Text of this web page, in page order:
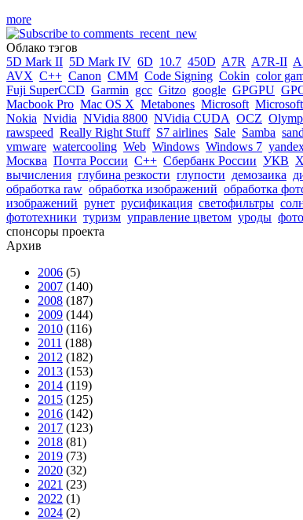
more
Облако тэгов
5D Mark II 5D Mark IV 6D 10.7 450D A7R A7R-II
AVX C++ Canon CMM Code Signing Cokin color
Fuji SuperCCD Garmin gcc Gitzo google GPGPU
Macbook Pro Mac OS X Metabones Microsoft
Nokia Nvidia NVidia 8800 NVidia CUDA OCZ
rawspeed Really Right Stuff S7 airlines Sale Samba
vmware watercooling Web Windows Windows 7
Москва Почта России С++ Сбербанк России УКВ
вычисления глубина резкости глупости демозаика
обработка raw обработка изображений обработка
изображений рунет русификация светофильтры
фототехники туризм управление цветом уроды фото
спонсоры проекта
Архив
2006 (5)
2007 (140)
2008 (187)
2009 (144)
2010 (116)
2011 (188)
2012 (182)
2013 (153)
2014 (119)
2015 (125)
2016 (142)
2017 (123)
2018 (81)
2019 (73)
2020 (32)
2021 (23)
2022 (1)
2024 (2)